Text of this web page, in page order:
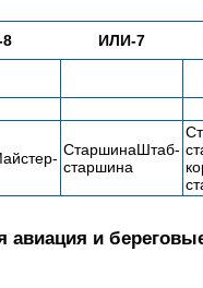
ИЛИ-7
СтаршинаШтаб-
старшина
авиация и